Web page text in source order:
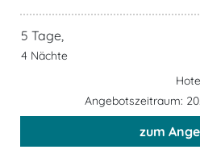
5 Tage,
4 Nächte
Angebotszeitraum:
zum